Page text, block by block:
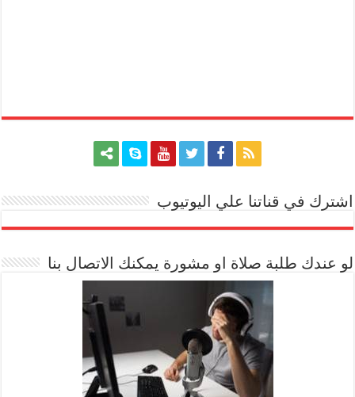
اشترك في قناتنا علي اليوتيوب
لو عندك طلبة صلاة او مشورة يمكنك الاتصال بنا